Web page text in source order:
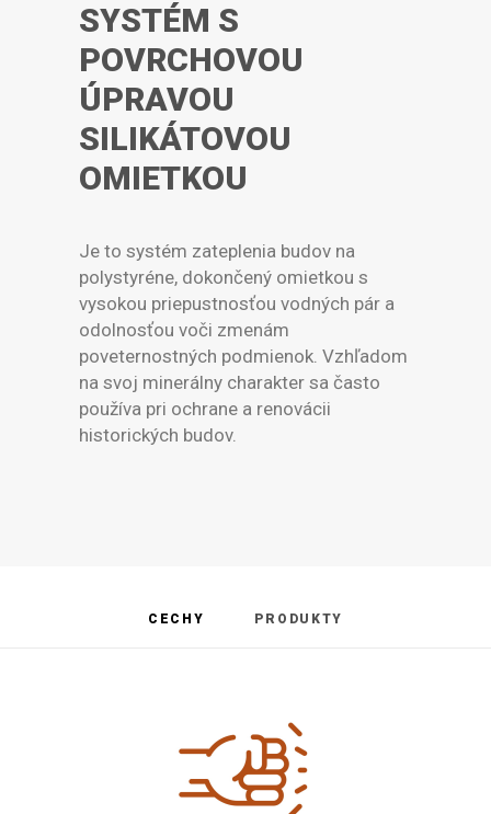
SYSTÉM S
POVRCHOVOU
ÚPRAVOU
SILIKÁTOVOU
OMIETKOU
Je to systém zateplenia budov na
polystyréne, dokončený omietkou s
vysokou priepustnosťou vodných pár a
odolnosťou voči zmenám
poveternostných podmienok. Vzhľadom
na svoj minerálny charakter sa často
používa pri ochrane a renovácii
historických budov.
CECHY PRODUKTY